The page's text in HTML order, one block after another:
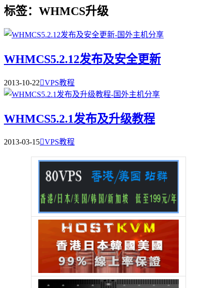
标签：WHMCS升级
WHMCS5.2.12发布及安全更新
2013-10-22VPS教程
WHMCS5.2.1发布及升级教程
2013-03-15VPS教程